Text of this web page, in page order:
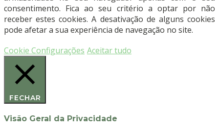
Corte
Reverso
–
3/8
–
DS
19mm
-
consentimento. Fica ao seu critério a optar por não
receber estes cookies. A desativação de alguns cookies
pode afetar a sua experiência de navegação no site.
Cookie Configurações Aceitar tudo
FECHAR
Visão Geral da Privacidade